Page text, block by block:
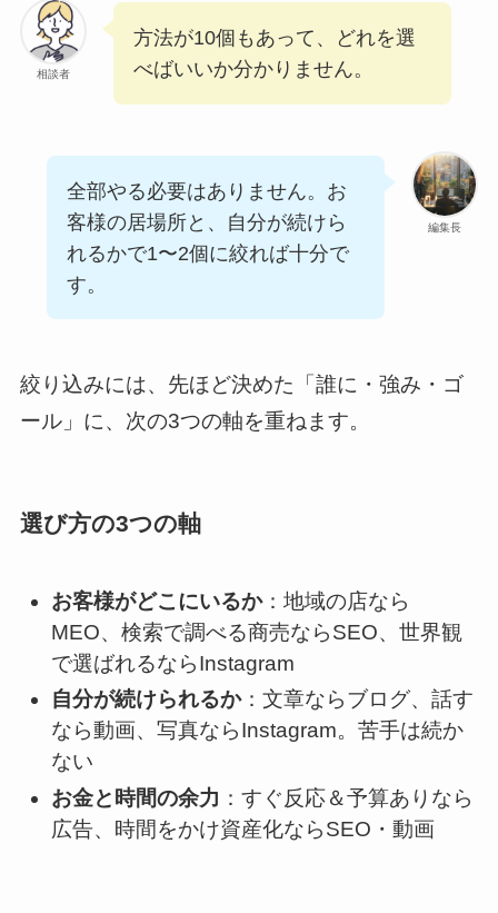
相談者
方法が10個もあって、どれを選
べばいいか分かりません。
編集長
全部やる必要はありません。お
客様の居場所と、自分が続けら
れるかで1〜2個に絞れば十分で
す。
絞り込みには、先ほど決めた「誰に・強み・ゴ
ール」に、次の3つの軸を重ねます。
選び方の3つの軸
お客様がどこにいるか：地域の店なら
MEO、検索で調べる商売ならSEO、世界観
で選ばれるならInstagram
自分が続けられるか：文章ならブログ、話す
なら動画、写真ならInstagram。苦手は続か
ない
お金と時間の余力 ：すぐ反応＆予算ありなら
広告、時間をかけ資産化ならSEO・動画